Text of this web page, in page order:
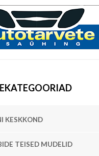
KESKKOND
TEISED MUDELID